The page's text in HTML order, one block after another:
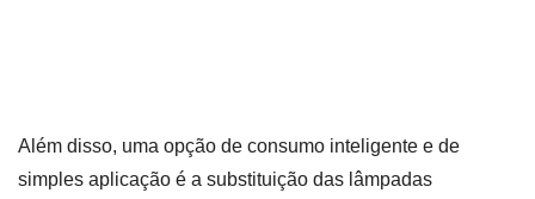
Além disso, uma opção de consumo inteligente e de
simples aplicação é a substituição das lâmpadas